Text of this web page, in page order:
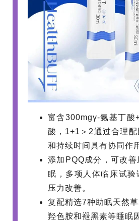
富含300mgγ-氨基丁酸
酸，1+1＞2通过合理
和持续时间具有协同作
添加PQQ成分，可改
眠，多项人体临床试验
压力改善。
复配精选7种助眠天然
羟色胺和褪黑素等睡眠